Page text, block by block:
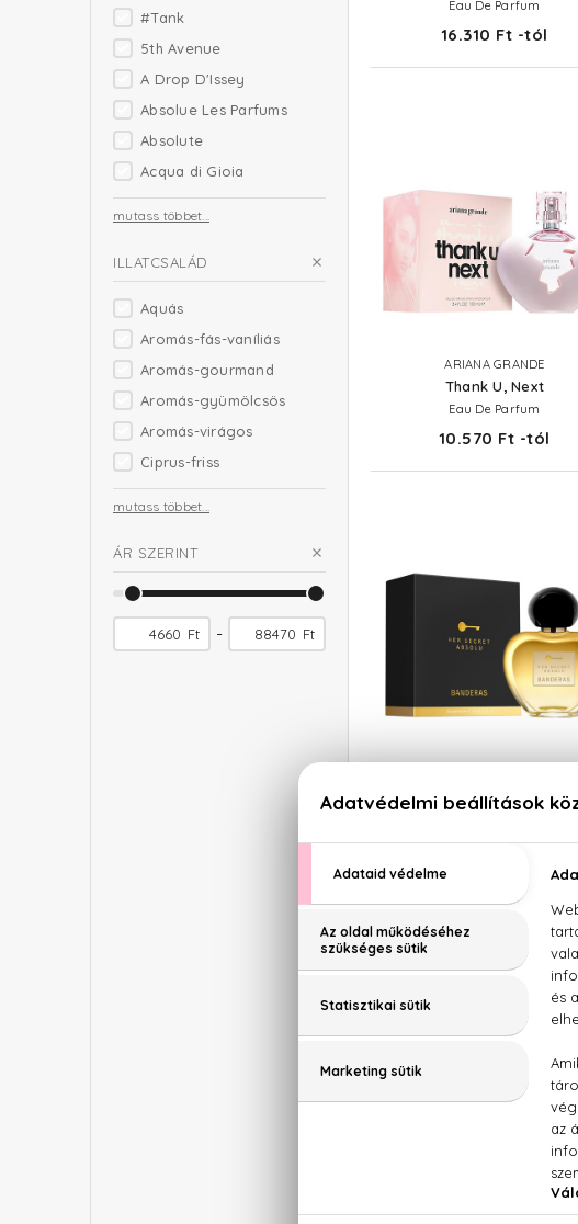
#Tank
5th Avenue
A Drop D'Issey
Absolue Les Parfums
Absolute
Acqua di Gioia
mutass többet...
ILLATCSALÁD
Aquás
Aromás-fás-vaníliás
Aromás-gourmand
Aromás-gyümölcsös
Aromás-virágos
Ciprus-friss
mutass többet...
ÁR SZERINT
Ft - Ft
Eau De Parfum
16.310 Ft -tól
ARIANA GRANDE
Thank U, Next
Eau De Parfum
10.570 Ft -tól
Eau De Parfum
Colors Blue